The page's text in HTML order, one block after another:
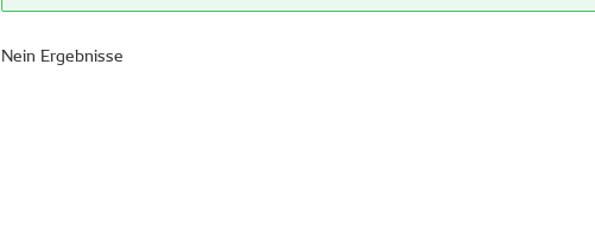
Nein Ergebnisse